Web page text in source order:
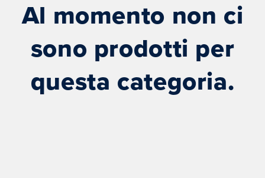
Al momento non ci
sono prodotti per
questa categoria.